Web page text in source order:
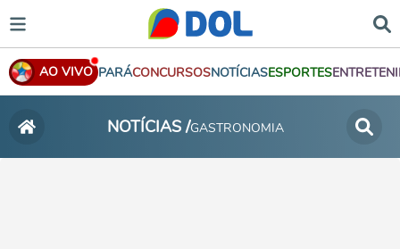
AO VIVO PARÁCONCURSOSNOTÍCIASESPORTES
NOTÍCIAS /GASTRONOMIA